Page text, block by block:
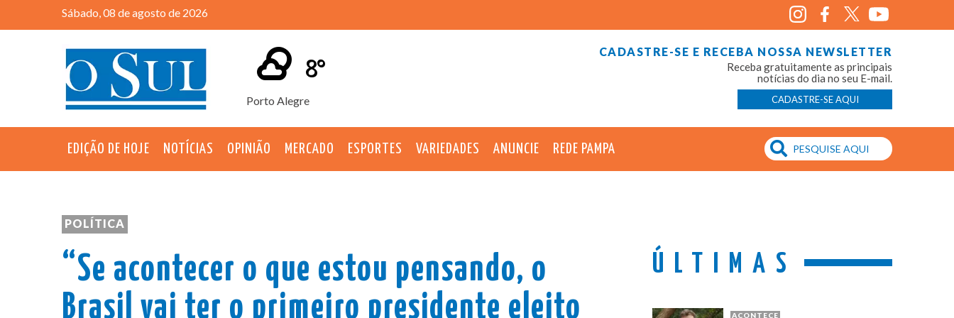
Sábado, 08 de agosto de 2026
Porto Alegre
8°
CADASTRE-SE E RECEBA NOSSA NEWSLETTER
Receba gratuitamente as principais
notícias do dia no seu E-mail.
CADASTRE-SE AQUI
EDIÇÃO DE HOJE NOTÍCIAS OPINIÃO MERCADO ESPORTES VARIEDADES ANUNCIE REDE PAMPA
POLÍTICA
“Se acontecer o que estou pensando, o
Brasil vai ter o primeiro presidente eleito
ÚLTIMAS
ACONTECE